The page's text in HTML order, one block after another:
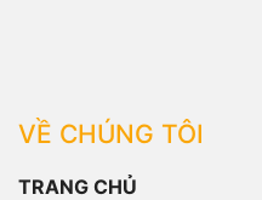
VỀ CHÚNG TÔI
TRANG CHỦ